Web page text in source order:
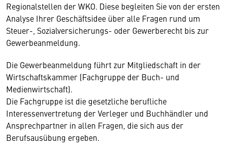
Regionalstellen der WKO. Diese begleiten Sie von der ersten
Analyse Ihrer Geschäftsidee über alle Fragen rund um
Steuer-, Sozialversicherungs- oder Gewerberecht bis zur
Gewerbeanmeldung.
Die Gewerbeanmeldung führt zur Mitgliedschaft in der
Wirtschaftskammer (Fachgruppe der Buch- und
Medienwirtschaft).
Die Fachgruppe ist die gesetzliche berufliche
Interessenvertretung der Verleger und Buchhändler und
Ansprechpartner in allen Fragen, die sich aus der
Berufsausübung ergeben.